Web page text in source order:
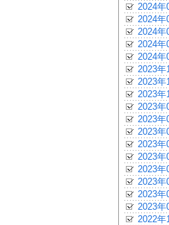
2024年
2024年
2024年
2024年
2024年
2023年
2023年
2023年
2023年
2023年
2023年
2023年
2023年
2023年
2023年
2023年
2023年
2022年